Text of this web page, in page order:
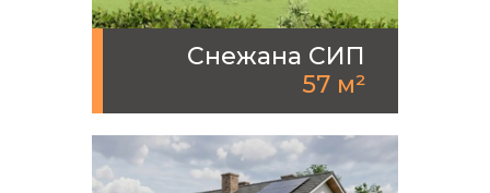
Снежана СИП
57 м²